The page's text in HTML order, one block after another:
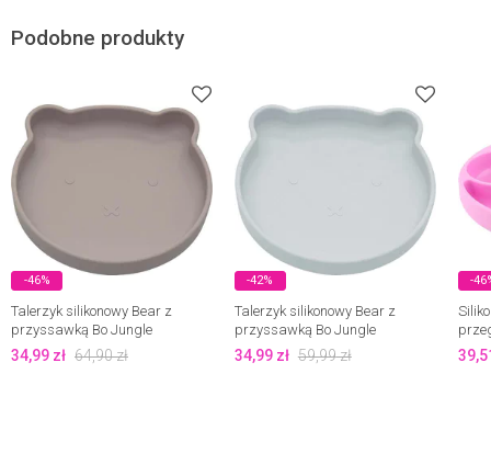
Podobne produkty
-46%
Talerzyk silikonowy Bear z
przyssawką Bo Jungle
34,99 zł 64,90zł
-42%
Talerzyk silikonowy Bear z
przyssawką Bo Jungle
34,99zł 59,99zł
-